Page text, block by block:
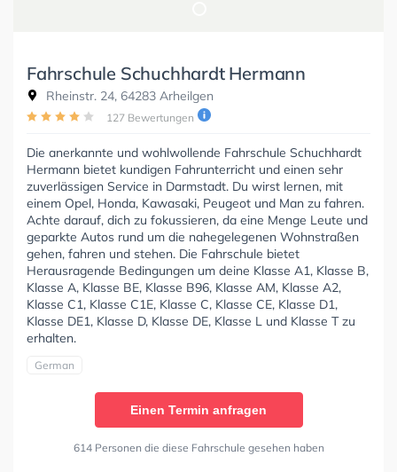
Fahrschule Schuchhardt Hermann
Rheinstr. 24, 64283 Arheilgen
127 Bewertungen
Die anerkannte und wohlwollende Fahrschule Schuchhardt
Hermann bietet kundigen Fahrunterricht und einen sehr
zuverlässigen Service in Darmstadt. Du wirst lernen, mit
einem Opel, Honda, Kawasaki, Peugeot und Man zu fahren.
Achte darauf, dich zu fokussieren, da eine Menge Leute und
geparkte Autos rund um die nahegelegenen Wohnstraßen
gehen, fahren und stehen. Die Fahrschule bietet
Herausragende Bedingungen um deine Klasse A1, Klasse B,
Klasse A, Klasse BE, Klasse B96, Klasse AM, Klasse A2,
Klasse C1, Klasse C1E, Klasse C, Klasse CE, Klasse D1,
Klasse DE1, Klasse D, Klasse DE, Klasse L und Klasse T zu
erhalten.
German
Einen Termin anfragen
614 Personen die diese Fahrschule gesehen haben